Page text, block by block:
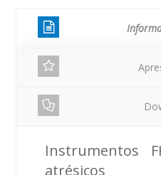
Instrumentos
atrésicos